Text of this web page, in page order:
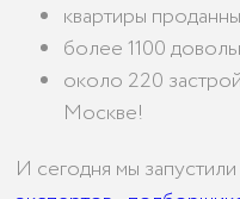
квартиры
более 1100
около 220
Москве!
И сегодня мы запустили